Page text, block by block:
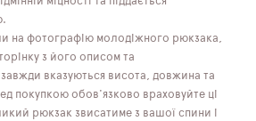
на фотографію молодіжного рюкзака,
з його описом та
вказуються висота, довжина та
покупкою обов'язково враховуйте ці
рюкзак звисатиме з вашої спини і